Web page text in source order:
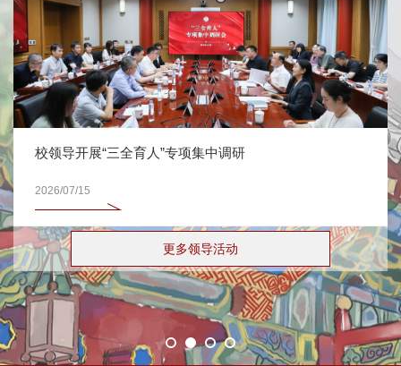
校领导开展“三全育人”专项集中调研
2026/07/15
更多领导活动